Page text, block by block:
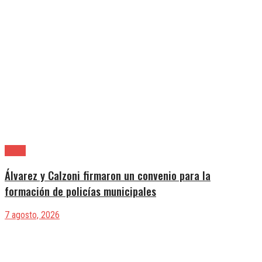
Álvarez y Calzoni firmaron un convenio para la
formación de policías municipales
7 agosto, 2026